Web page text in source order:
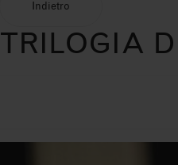
Indietro
TRILOGIA